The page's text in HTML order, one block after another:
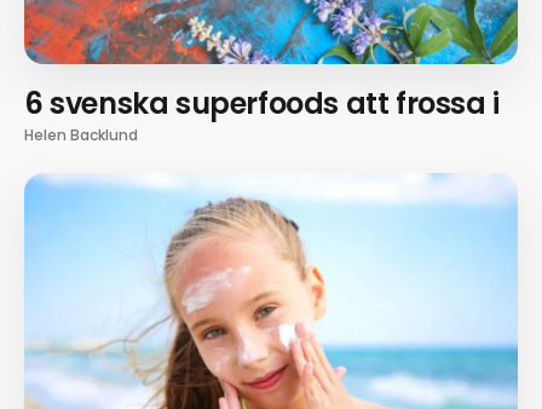
6 svenska superfoods att frossa i
Helen Backlund